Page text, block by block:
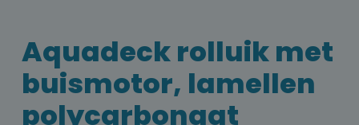
Aquadeck rolluik met
buismotor, lamellen
polycarbonaat